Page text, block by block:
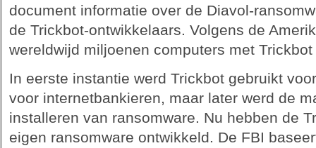
document informatie over de Diavol-
de Trickbot-ontwikkelaars. Volgens de
wereldwijd miljoenen computers met
In eerste instantie werd Trickbot gebruikt
voor internetbankieren, maar later werd de
installeren van ransomware. Nu hebben de
eigen ransomware ontwikkeld. De FBI